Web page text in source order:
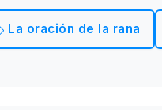
La oración de la rana